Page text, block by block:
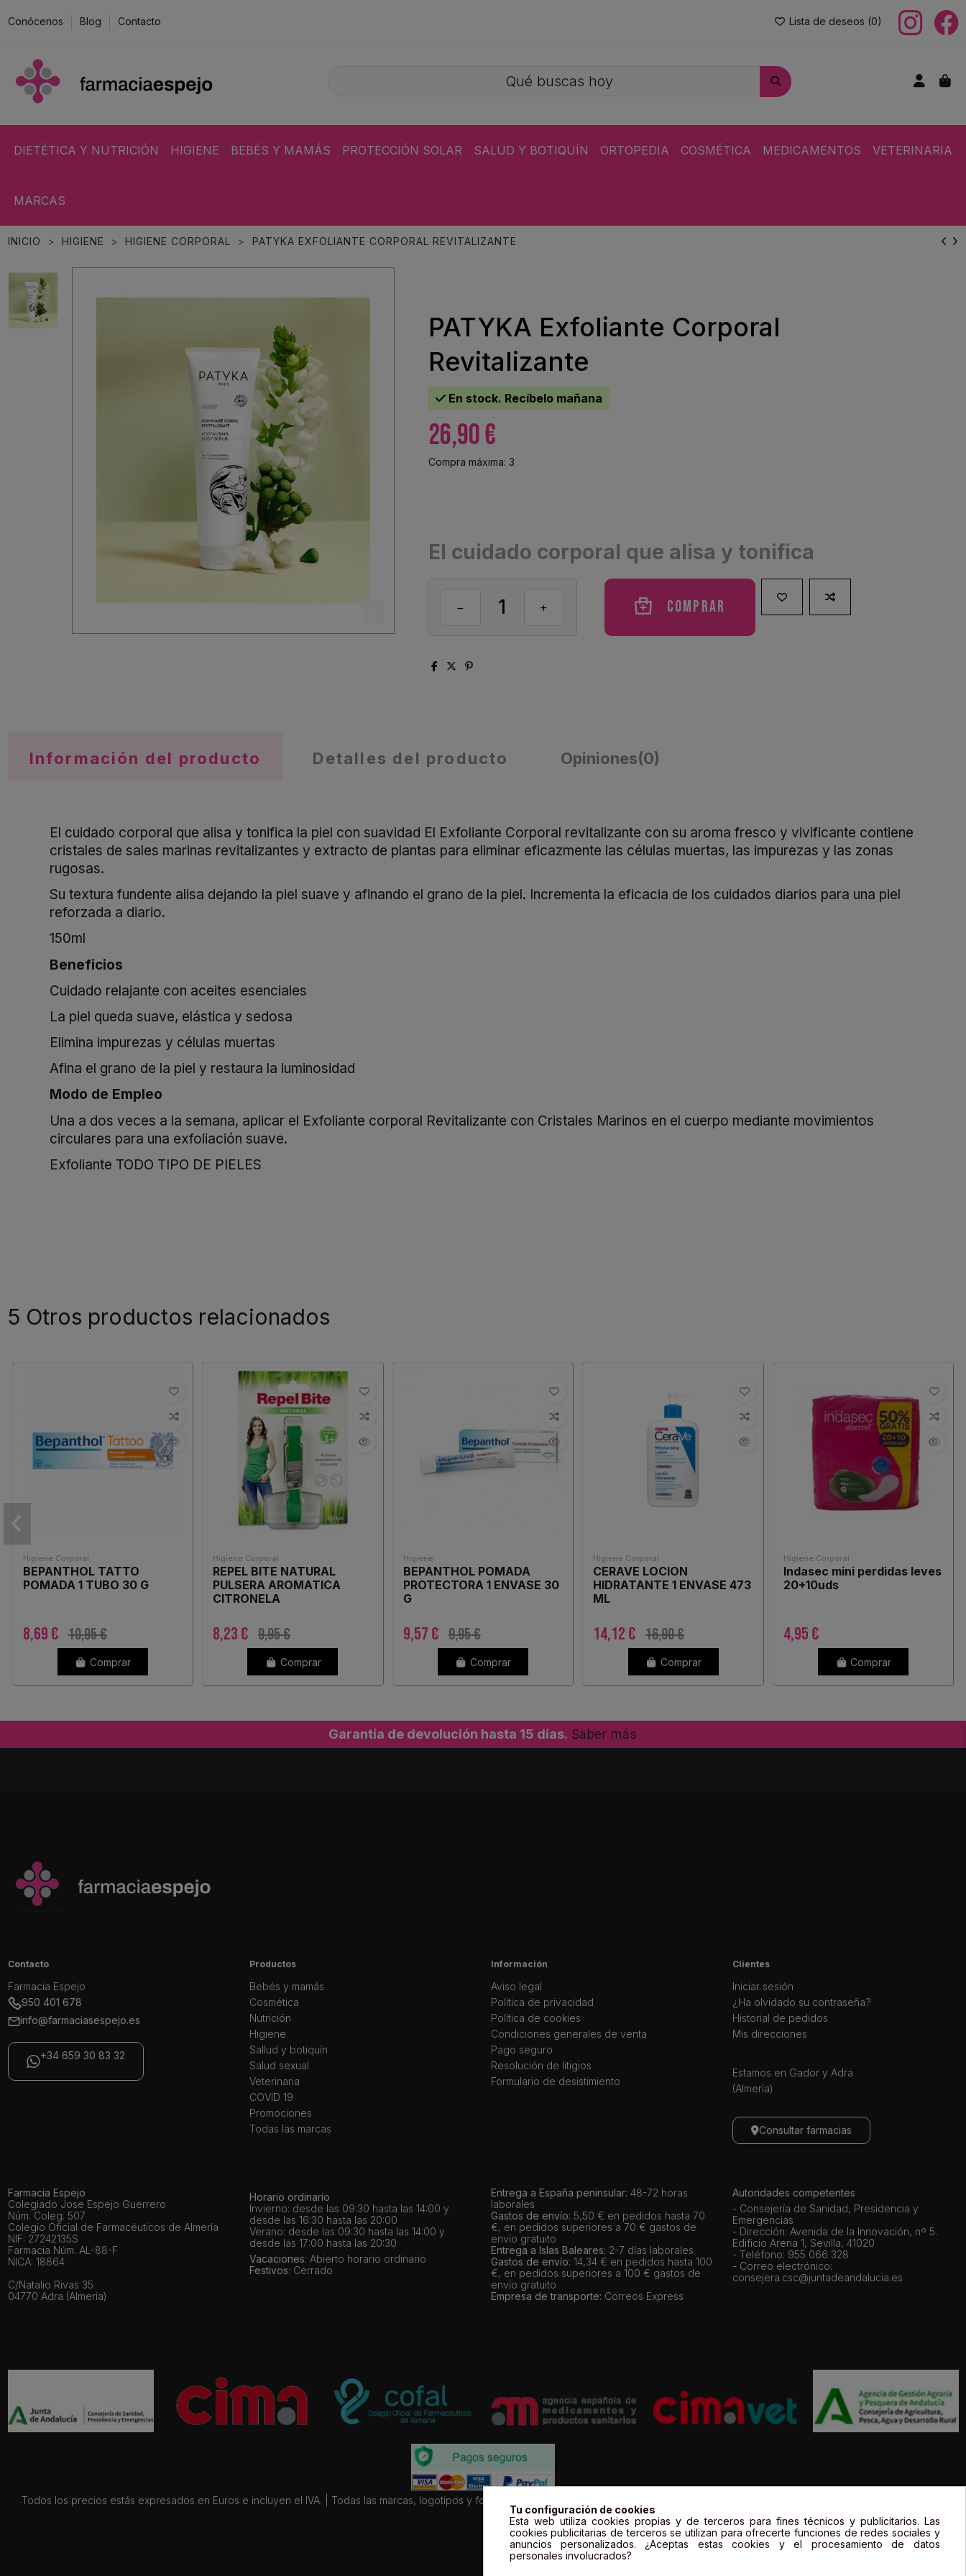
Conócenos Blog Contacto Lista de deseos (0)
DIETÉTICA Y NUTRICIÓN HIGIENE BEBÉS Y MAMÁS PROTECCIÓN SOLAR SALUD Y BOTIQUÍN ORTOPEDIA COSMÉTICA MEDICAMENTOS VETERINARIA
MARCAS
INICIO HIGIENE HIGIENE CORPORAL PATYKA EXFOLIANTE CORPORAL REVITALIZANTE
PATYKA Exfoliante Corporal
Revitalizante
En stock. Recíbelo mañana
26,90 €
Compra máxima: 3
El cuidado corporal que alisa y tonifica
Comprar
Información del producto Detalles del producto Opiniones(0)
El cuidado corporal que alisa y tonifica la piel con suavidad El Exfoliante Corporal revitalizante con su aroma fresco y vivificante contiene
cristales de sales marinas revitalizantes y extracto de plantas para eliminar eficazmente las células muertas, las impurezas y las zonas
rugosas.
Su textura fundente alisa dejando la piel suave y afinando el grano de la piel. Incrementa la eficacia de los cuidados diarios para una piel
reforzada a diario.
150ml
Beneficios
Cuidado relajante con aceites esenciales
La piel queda suave, elástica y sedosa
Elimina impurezas y células muertas
Afina el grano de la piel y restaura la luminosidad
Modo de Empleo
Una a dos veces a la semana, aplicar el Exfoliante corporal Revitalizante con Cristales Marinos en el cuerpo mediante movimientos
circulares para una exfoliación suave.
Exfoliante TODO TIPO DE PIELES
5 Otros productos relacionados
Higiene Corporal
BEPANTHOL TATTO
POMADA 1 TUBO 30 G
8,69 € 10,95 €
Comprar
Higiene Corporal
REPEL BITE NATURAL
PULSERA AROMATICA
CITRONELA
8,23 € 9,95 €
Comprar
Higiene
BEPANTHOL POMADA
PROTECTORA 1 ENVASE 30
G
9,57 € 9,95 €
Comprar
Higiene Corporal
CERAVE LOCION
HIDRATANTE 1 ENVASE 473
ML
14,12 € 16,90 €
Comprar
Higiene Corporal
Indasec mini perdidas leves
20+10uds
4,95 €
Comprar
Garantía de devolución hasta 15 días. Saber más
Contacto
Farmacia Espejo
950 401 678
info@farmaciasespejo.es
+34 659 30 83 32
Productos
Bebés y mamás
Cosmética
Nutrición
Higiene
Sallud y botiquín
Salud sexual
Veterinaria
COVID 19
Promociones
Todas las marcas
Información
Aviso legal
Política de privacidad
Política de cookies
Condiciones generales de venta
Pago seguro
Resolución de litigios
Formulario de desistimiento
Clientes
Iniciar sesión
¿Ha olvidado su contraseña?
Historial de pedidos
Mis direcciones
Estamos en Gador y Adra
(Almería)
Consultar farmacias
Farmacia Espejo
Colegiado Jose Espejo Guerrero
Núm. Coleg. 507
Colegio Oficial de Farmacéuticos de Almería
NIF: 27242135S
Farmacia Núm. AL-88-F
NICA: 18864
C/Natalio Rivas 35
04770 Adra (Almería)
Horario ordinario
Invierno: desde las 09:30 hasta las 14:00 y
desde las 16:30 hasta las 20:00
Verano: desde las 09:30 hasta las 14:00 y
desde las 17:00 hasta las 20:30
Vacaciones: Abierto horario ordinario
Festivos: Cerrado
Entrega a España peninsular: 48-72 horas
laborales
Gastos de envío: 5,50 € en pedidos hasta 70
€, en pedidos superiores a 70 € gastos de
envío gratuito
Entrega a Islas Baleares: 2-7 días laborales
Gastos de envío: 14,34 € en pedidos hasta 100
€, en pedidos superiores a 100 € gastos de
envío gratuito
Empresa de transporte: Correos Express
Autoridades competentes
- Consejería de Sanidad, Presidencia y
Emergencias
- Dirección: Avenida de la Innovación, nº 5.
Edificio Arena 1, Sevilla, 41020
- Teléfono: 955 066 328
- Correo electrónico:
consejera.csc@juntadeandalucia.es
Todos los precios estás expresados en Euros e incluyen el IVA. | Todas las marcas, logotipos y fotos de productos son propiedad legal de sus propietarios y sólo se muestran a título informativo.
Tu configuración de cookies
Esta web utiliza cookies propias y de terceros para fines técnicos y publicitarios. Las
cookies publicitarias de terceros se utilizan para ofrecerte funciones de redes sociales y
anuncios personalizados. ¿Aceptas estas cookies y el procesamiento de datos
personales involucrados?